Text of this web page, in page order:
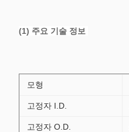
(1) 주요 기술 정보
모형
고정자 I.D.
고정자 O.D.